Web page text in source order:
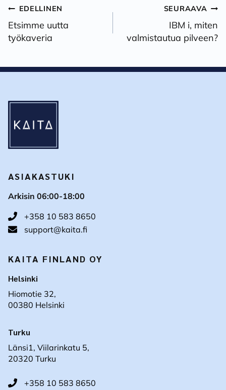
Artikkelien
selaus
EDELLINEN
Etsimme uutta
työkaveria
SEURAAVA
IBM i, miten
valmistautua pilveen?
ASIAKASTUKI
Arkisin 06:00-18:00
+358 10 583 8650
support@kaita.fi
KAITA FINLAND OY
Helsinki
Hiomotie 32,
00380 Helsinki
Turku
Länsi1, Viilarinkatu 5,
20320 Turku
+358 10 583 8650